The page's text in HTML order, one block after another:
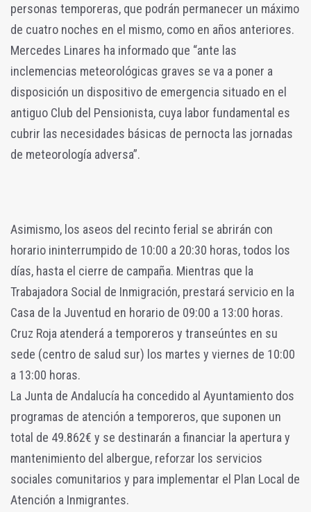
personas temporeras, que podrán permanecer un máximo
de cuatro noches en el mismo, como en años anteriores.
Mercedes Linares ha informado que “ante las
inclemencias meteorológicas graves se va a poner a
disposición un dispositivo de emergencia situado en el
antiguo Club del Pensionista, cuya labor fundamental es
cubrir las necesidades básicas de pernocta las jornadas
de meteorología adversa”.
Asimismo, los aseos del recinto ferial se abrirán con
horario ininterrumpido de 10:00 a 20:30 horas, todos los
días, hasta el cierre de campaña. Mientras que la
Trabajadora Social de Inmigración, prestará servicio en la
Casa de la Juventud en horario de 09:00 a 13:00 horas.
Cruz Roja atenderá a temporeros y transeúntes en su
sede (centro de salud sur) los martes y viernes de 10:00
a 13:00 horas.
La Junta de Andalucía ha concedido al Ayuntamiento dos
programas de atención a temporeros, que suponen un
total de 49.862€ y se destinarán a financiar la apertura y
mantenimiento del albergue, reforzar los servicios
sociales comunitarios y para implementar el Plan Local de
Atención a Inmigrantes.